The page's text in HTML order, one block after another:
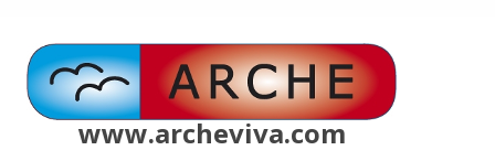
www.archeviva.com